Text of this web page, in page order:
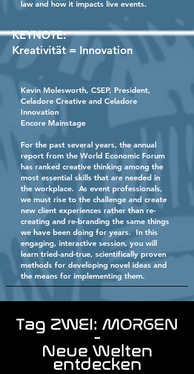
law and how it impacts live events.
KEYNOTE:
Kreativität = Innovation
Kevin Molesworth, CSEP, President,
Celadore Creative and Celadore
Innovation
Encore Mainstage
For the past several years, the annual
report from the World Economic Forum
has ranked creative thinking among the
most essential skills that are needed in
the workplace. As event professionals,
we must rise to the challenge and create
new client experiences rather than re-
creating and re-branding the same things
we have been doing for years. In this
engaging, interactive session, you will
learn tried-and-true, scientifically proven
methods for developing novel ideas and
the means for implementing them.
Tag ZWEI: MORGEN
-
Neue Welten
entdecken